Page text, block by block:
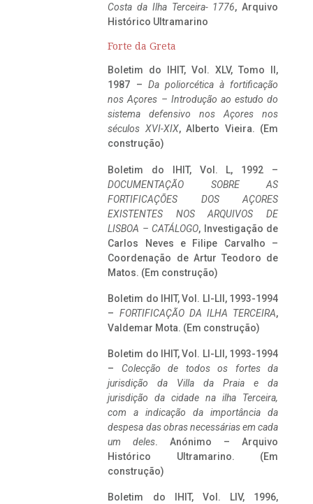
Costa da Ilha Terceira- 1776, Arquivo
Histórico Ultramarino
Forte da Greta
Boletim do IHIT, Vol. XLV, Tomo II,
1987 – Da poliorcética à fortificação
nos Açores – Introdução ao estudo do
sistema defensivo nos Açores nos
séculos XVI-XIX, Alberto Vieira. (Em
construção)
Boletim do IHIT, Vol. L, 1992 –
DOCUMENTAÇÃO SOBRE AS
FORTIFICAÇÕES DOS AÇORES
EXISTENTES NOS ARQUIVOS DE
LISBOA – CATÁLOGO, Investigação de
Carlos Neves e Filipe Carvalho –
Coordenação de Artur Teodoro de
Matos. (Em construção)
Boletim do IHIT, Vol. LI-LII, 1993-1994
– FORTIFICAÇÃO DA ILHA TERCEIRA,
Valdemar Mota. (Em construção)
Boletim do IHIT, Vol. LI-LII, 1993-1994
– Colecção de todos os fortes da
jurisdição da Villa da Praia e da
jurisdição da cidade na ilha Terceira,
com a indicação da importância da
despesa das obras necessárias em cada
um deles. Anónimo – Arquivo
Histórico Ultramarino. (Em
construção)
Boletim do IHIT, Vol. LIV, 1996,